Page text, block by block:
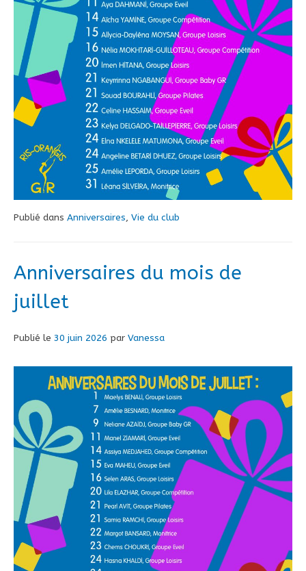
Publié dans Anniversaires, Vie du club
Anniversaires du mois de
juillet
Publié le 30 juin 2026 par Vanessa